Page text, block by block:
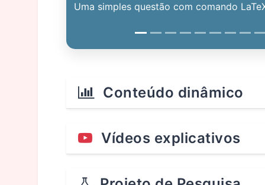
Uma simples questão com comando
Conteúdo dinâmico
Vídeos explicativos